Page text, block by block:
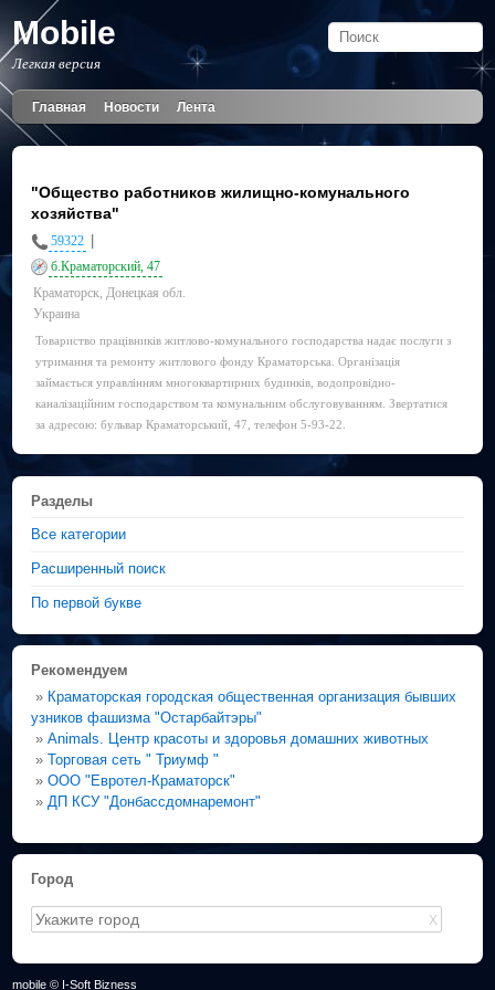
Mobile
Легкая версия
Главная Новости Лента
"Общество работников жилищно-комунального
хозяйства"
59322
б.Краматорский, 47
Краматорск, Донецкая обл.
Украина
Товариство працівників житлово-комунального господарства надає послуги з
утримання та ремонту житлового фонду Краматорська. Організація
займається управлінням многоквартирних будинків, водопровідно-
каналізаційним господарством та комунальним обслуговуванням. Звертатися
за адресою: бульвар Краматорський, 47, телефон 5-93-22.
Разделы
Все категории
Расширенный поиск
По первой букве
Рекомендуем
» Краматорская городская общественная организация бывших
узников фашизма "Остарбайтэры"
»Animals. Центр красоты и здоровья домашних животных
»Торговая сеть " Триумф "
»ООО "Евротел-Краматорск"
» ДП КСУ "Донбассдомнаремонт"
Город
X
mobile © I-Soft Bizness